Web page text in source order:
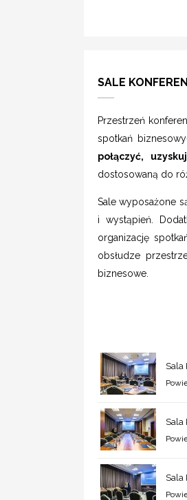
SALE
Przestrzeń
spotkań
połączyć,
dostosowaną do
Sale wyposażone
i wystąpień.
organizację
obsłudze
biznesowe.
Sala
Sala
Sala